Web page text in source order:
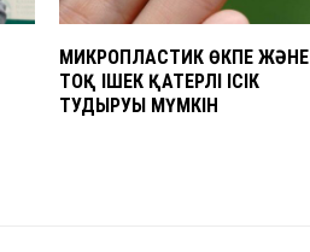
МИКРОПЛАСТИК ӨКПЕ ЖӘНЕ
ТОҚ ІШЕК ҚАТЕРЛІ ІСІК
ТУДЫРУЫ МҮМКІН